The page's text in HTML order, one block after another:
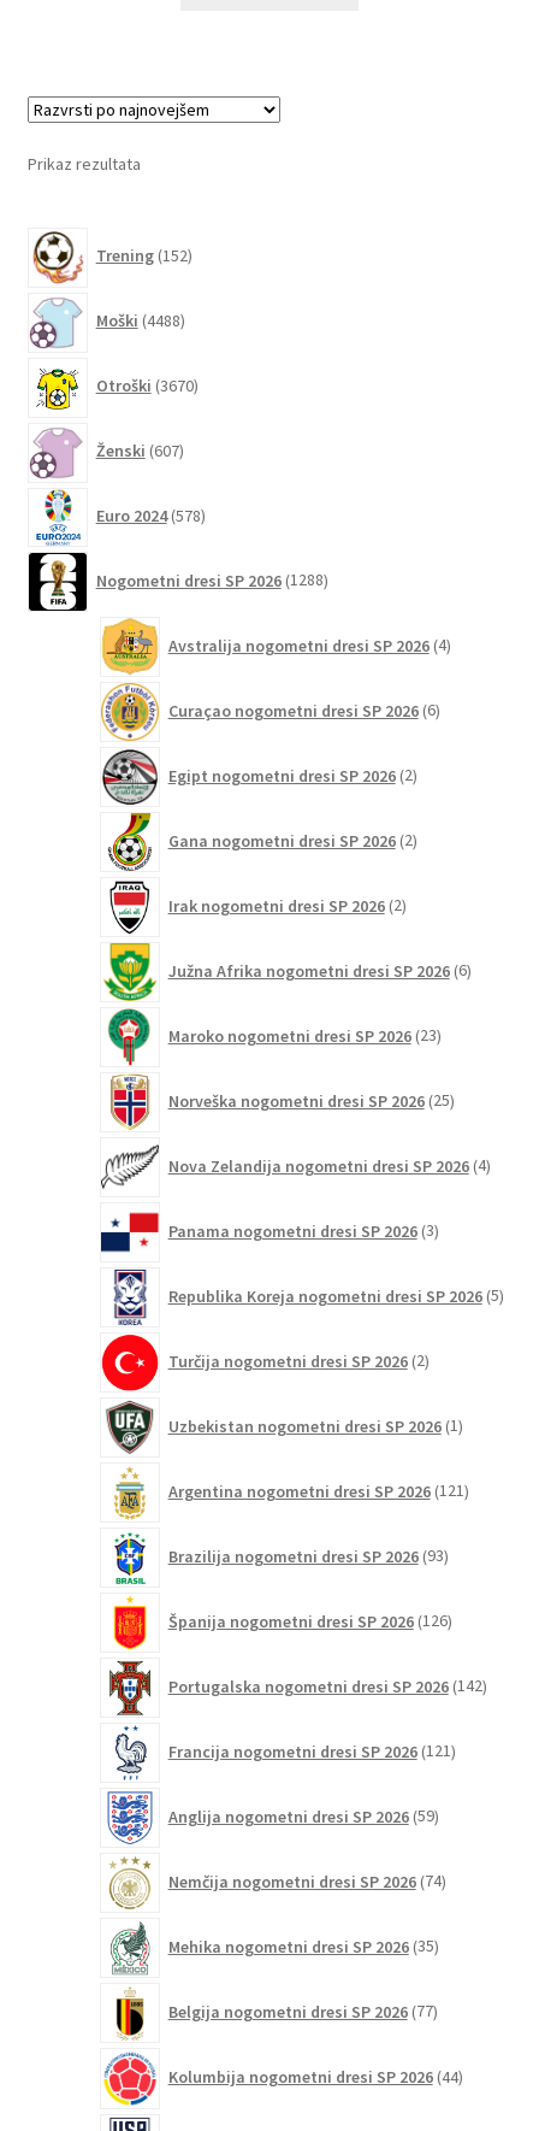
Prikaz rezultata
Trening 152izdelkov
Moški 4488izdelkov
Otroški 3670izdelkov
Ženski 607izdelkov
Euro 2024 578izdelkov
Nogometni dresi SP 2026 1288izdelkov
Avstralija nogometni dresi SP 2026 4izdelki
Curaçao nogometni dresi SP 2026 6izdelkov
Egipt nogometni dresi SP 2026 2izdelka
Gana nogometni dresi SP 2026 2izdelka
Irak nogometni dresi SP 2026 2izdelka
Južna Afrika nogometni dresi SP 2026 6izdelkov
Maroko nogometni dresi SP 2026 23izdelkov
Norveška nogometni dresi SP 2026 25izdelkov
Nova Zelandija nogometni dresi SP 2026 4izdelki
Panama nogometni dresi SP 2026 3izdelki
Republika Koreja nogometni dresi SP 2026 5
Turčija nogometni dresi SP 2026 2izdelka
Uzbekistan nogometni dresi SP 2026 1izdelek
Argentina nogometni dresi SP 2026 121izdelkov
Brazilija nogometni dresi SP 2026 93izdelkov
Španija nogometni dresi SP 2026 126izdelkov
Portugalska nogometni dresi SP 2026 142
Francija nogometni dresi SP 2026 121izdelkov
Anglija nogometni dresi SP 2026 59izdelkov
Nemčija nogometni dresi SP 2026 74izdelkov
Mehika nogometni dresi SP 2026 35izdelkov
Belgija nogometni dresi SP 2026 77izdelkov
Kolumbija nogometni dresi SP 2026 44izdelkov